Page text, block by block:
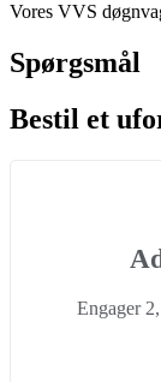
Vores VVS
Spørgsmål
Bestil et
Engager